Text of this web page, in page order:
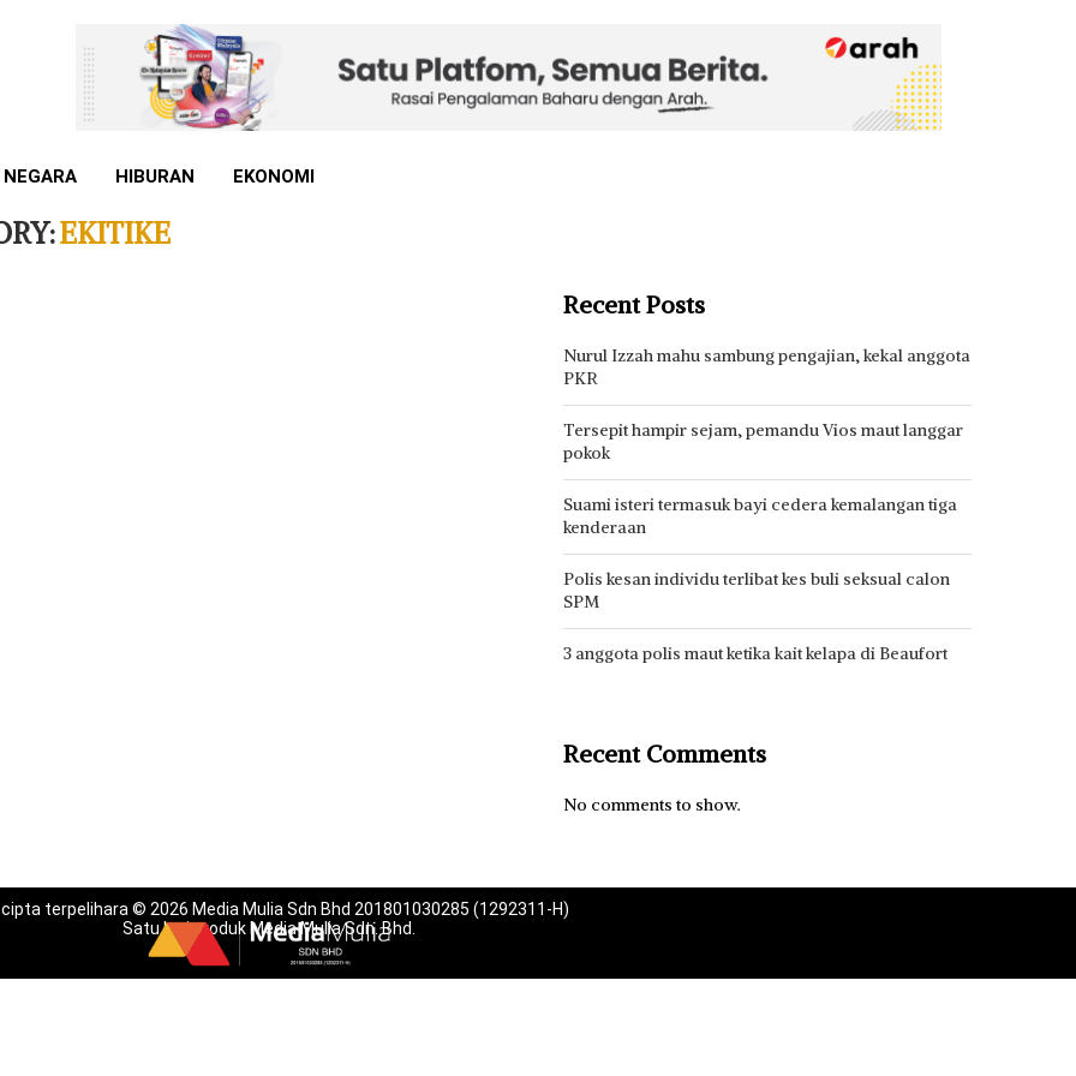
HIBURAN EKONOMI
EKITIKE
Recent Posts
Nurul Izzah mahu sambung pengajian, kekal anggota
PKR
Tersepit hampir sejam, pemandu Vios maut langgar
pokok
Suami isteri termasuk bayi cedera kemalangan tiga
kenderaan
Polis kesan individu terlibat kes buli seksual calon
SPM
3 anggota polis maut ketika kait kelapa di Beaufort
Recent Comments
No comments to show.
cipta terpelihara © 2026 Media Mulia Sdn Bhd 201801030285 (1292311-H)
Satu lagi produk Media Mulia Sdn. Bhd.